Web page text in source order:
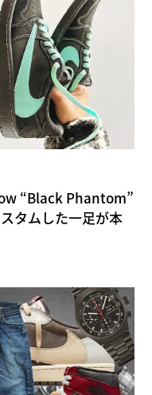
“Black Phantom”
タムした一足が本